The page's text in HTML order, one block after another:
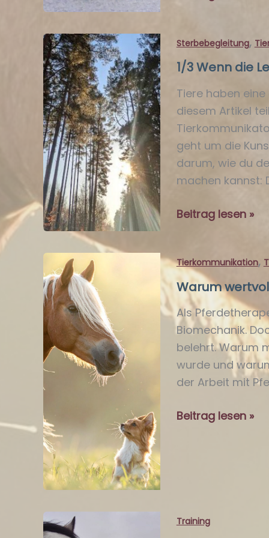
spüren,
den
erkennen
Sterbebegleitung,
1/3 Wenn die
Tiere haben
diesem Artikel
geht um die
darum, wie du
machen kannst:
1/3
Lebensreise
endet
Beitrag lesen »
Tierkommunikation,
Warum
Als
Biomechanik.
belehrt. Warum
wurde und
der Arbeit mit
Warum
Beitrag lesen »
Training